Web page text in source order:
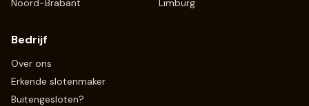
Noord-Brabant
Limburg
Bedrijf
Over ons
Erkende slotenmaker
Buitengesloten?